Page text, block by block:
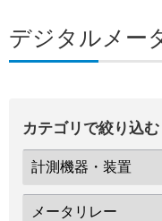
デジタルメー
カテゴリで絞り込む